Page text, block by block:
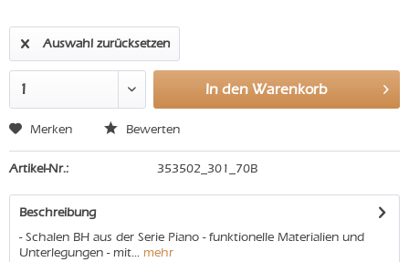
Auswahl zurücksetzen
In den Warenkorb
Merken Bewerten
Artikel-Nr.: 353502_301_70B
Beschreibung
- Schalen BH aus der Serie Piano - funktionelle Materialien und
Unterlegungen - mit... mehr